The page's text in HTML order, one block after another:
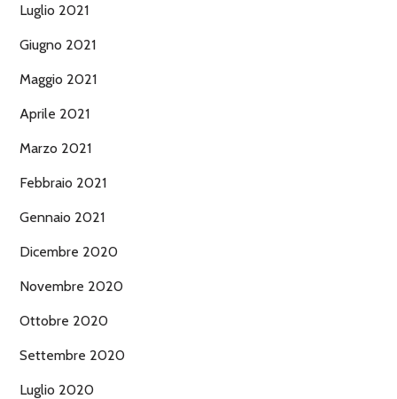
Luglio 2021
Giugno 2021
Maggio 2021
Aprile 2021
Marzo 2021
Febbraio 2021
Gennaio 2021
Dicembre 2020
Novembre 2020
Ottobre 2020
Settembre 2020
Luglio 2020